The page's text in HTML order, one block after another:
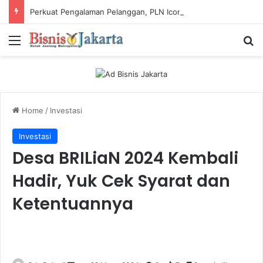
Menu
Home / Investasi
Investasi
Desa BRILiaN 2024 Kembali
Hadir, Yuk Cek Syarat dan
Ketentuannya